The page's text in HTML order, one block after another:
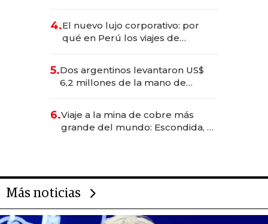
4.El nuevo lujo corporativo: por
qué en Perú los viajes de
para convertirse en experiencias
transformadoras
5.Dos argentinos levantaron US$
6,2 millones de la mano de
6.Viaje a la mina de cobre más
grande del mundo: Escondida, el
Más noticias